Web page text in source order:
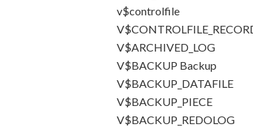
v$controlfile
V$ARCHIVED_LOG
V$BACKUP Backup
V$BACKUP_DATAFILE
V$BACKUP_PIECE
V$BACKUP_REDOLOG